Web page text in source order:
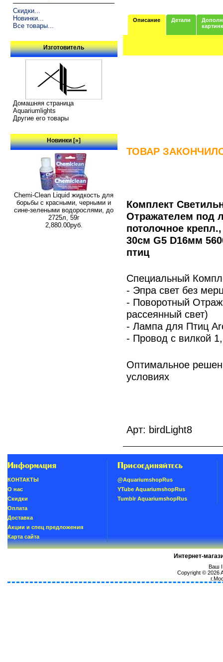
Скидки...
Новинки...
Все товары...
Изготовитель
Домашняя страница
Aquariumlights
Другие его товары
Новинки [»]
Chemi-Clean Liquid жидкость для
борьбы с красными, черными и
сине-зелеными водорослями, до
2725л, 59г
2,880.00руб.
Описание Детали
ТОВАР
Комплект
Отражателем под
потолочное
30см G5 D16мм
птиц
Специальный
- Эпра свет без
- Поворотный
рассеянный свет)
- Лампа для Птиц
- Провод с вилкой
Оптимальное
условиях
Арт: birdLight8
Информация
КОНТАКТЫ
О нас
Скидки
Oплатa
Доставка
Акции и спец предложения
Карта сайта
Присоединяйтесь
@AquariumshopRus
YTube AquariumshopRus
Tumblr AquariumshopRus
Интернет-
Ваш
Copyright © 2026